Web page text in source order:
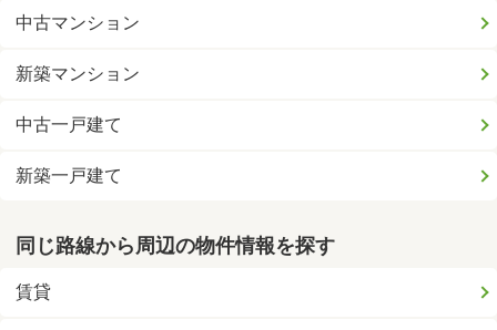
中古マンション
新築マンション
中古一戸建て
新築一戸建て
同じ路線から周辺の物件情報を探す
賃貸